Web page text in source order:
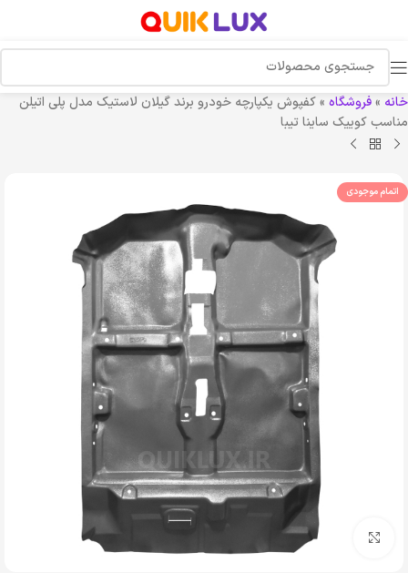
خانه »فروشگاه »کفپوش یکپارچه خودرو برند گیلان لاستیک مدل پلی اتیلن
مناسب کوییک ساینا تیبا
اتمام موجودی
بزرگنمایی تصویر